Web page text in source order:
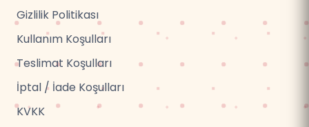
Gizlilik Politikası
Kullanım Koşulları
Teslimat Koşulları
İptal / İade Koşulları
KVKK